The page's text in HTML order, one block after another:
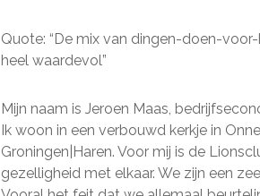
Quote: “De mix van dingen-doen-
heel waardevol”
Mijn naam is Jeroen Maas,
Ik woon in een verbouwd kerkje in
Groningen|Haren. Voor mij is de
gezelligheid met elkaar. We zijn een